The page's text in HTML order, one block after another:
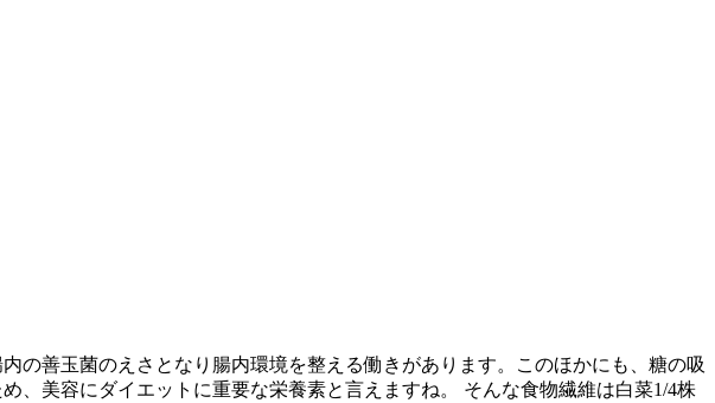
の善玉菌のえさとなり腸内環境を整える働きがあります。このほかにも、糖の吸
、美容にダイエットに重要な栄養素と言えますね。 そんな食物繊維は白菜1/4株